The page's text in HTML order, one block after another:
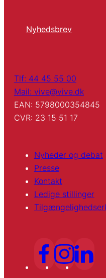
Nyhedsbrev
Tlf: 44 45 55 00
Mail: vive@vive.dk
EAN: 5798000354845
CVR: 23 15 51 17
Nyheder og debat
Presse
Kontakt
Ledige stillinger